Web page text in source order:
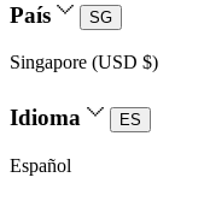
País SG
Singapore (USD $)
Idioma ES
Español